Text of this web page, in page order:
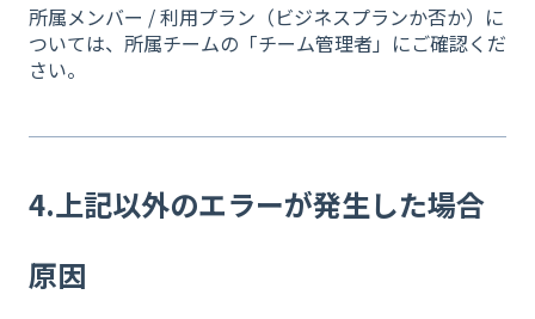
所属メンバー / 利用プラン（ビジネスプランか否か）に
ついては、所属チームの「チーム管理者」にご確認くだ
さい。
4.上記以外のエラーが発生した場合
原因